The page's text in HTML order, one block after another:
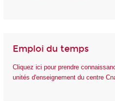
Emploi du temps
Cliquez ici pour prendre
unités d'enseignement du centre